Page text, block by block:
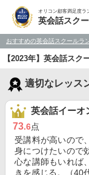
オリコン顧客満足度ラ
英会話スク
おすすめの英会話スクールラ
【2023年】英会話ス
適切なレッス
英会話イーオ
73.6点
受講料が高いので
身につけたいので
心な講師もいれば
きを感じる。（40